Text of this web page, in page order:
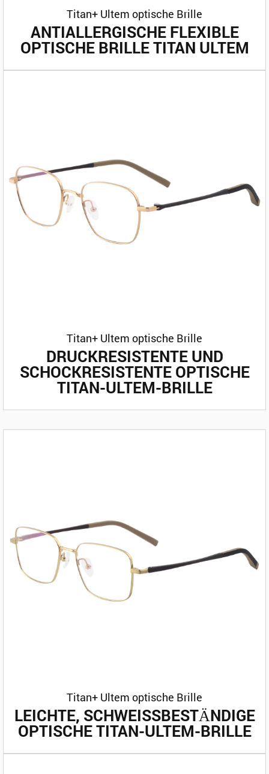
Titan+ Ultem optische Brille
ANTIALLERGISCHE FLEXIBLE
OPTISCHE BRILLE TITAN ULTEM
Titan+ Ultem optische Brille
DRUCKRESISTENTE UND
SCHOCKRESISTENTE OPTISCHE
TITAN-ULTEM-BRILLE
Titan+ Ultem optische Brille
LEICHTE, SCHWEISSBESTÄNDIGE O
PTISCHE TITAN-ULTEM-BRILLE